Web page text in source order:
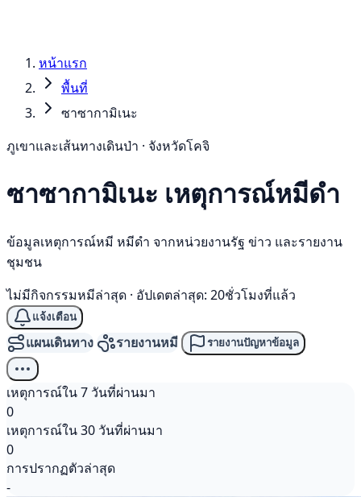
หน้าแรก
พื้นที่
ซาซากามิเนะ
ภูเขาและเส้นทางเดินป่า · จังหวัดโคจิ
ซาซากามิเนะ เหตุการณ์หมีดำ
ข้อมูลเหตุการณ์หมี หมีดำ จากหน่วยงานรัฐ ข่าว และรายงาน
ชุมชน
ไม่มีกิจกรรมหมีล่าสุด · อัปเดตล่าสุด: 20ชั่วโมงที่แล้ว
แจ้งเตือน
แผนเดินทาง รายงานหมี รายงานปัญหาข้อมูล
เหตุการณ์ใน 7 วันที่ผ่านมา
0
เหตุการณ์ใน 30 วันที่ผ่านมา
0
การปรากฏตัวล่าสุด
-